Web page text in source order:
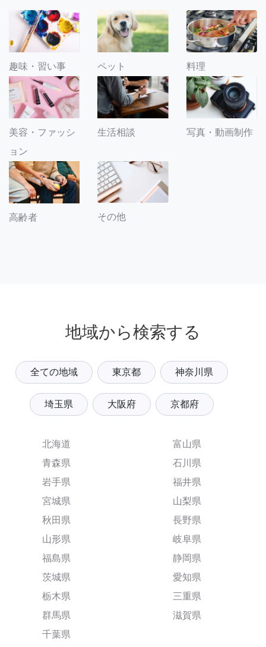
趣味・習い事 ペット 料理
美容・ファッシ
ョン
生活相談 写真・動画制作
高齢者 その他
地域から検索する
全ての地域 東京都 神奈川県
埼玉県 大阪府 京都府
北海道
青森県
岩手県
宮城県
秋田県
山形県
福島県
茨城県
栃木県
群馬県
千葉県
富山県
石川県
福井県
山梨県
長野県
岐阜県
静岡県
愛知県
三重県
滋賀県